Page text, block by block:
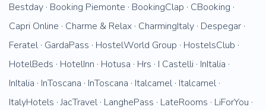
Bestday · Booking Piemonte · BookingClap · CBooking ·
Capri Online · Charme & Relax · CharmingItaly · Despegar ·
Feratel · GardaPass · HostelWorld Group · HostelsClub ·
HotelBeds · HotelInn · Hotusa · Hrs · I Castelli · InItalia ·
InItalia · InToscana · InToscana · Italcamel · Italcamel ·
ItalyHotels · JacTravel · LanghePass · LateRooms · LiForYou ·